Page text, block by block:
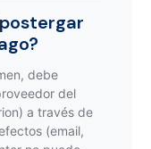
debe
del
a través de
(email,